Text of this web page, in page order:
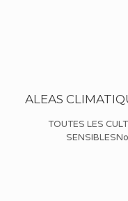
ALEAS
TOUTES LES